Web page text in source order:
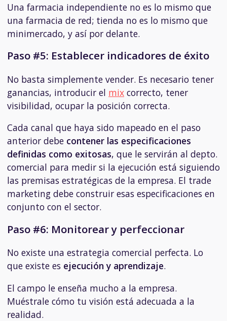
Una farmacia independiente no es lo mismo que
una farmacia de red; tienda no es lo mismo que
minimercado, y así por delante.
Paso #5: Establecer indicadores de éxito
No basta simplemente vender. Es necesario tener
ganancias, introducir el mix correcto, tener
visibilidad, ocupar la posición correcta.
Cada canal que haya sido mapeado en el paso
anterior debe contener las especificaciones
definidas como exitosas, que le servirán al depto.
comercial para medir si la ejecución está siguiendo
las premisas estratégicas de la empresa. El trade
marketing debe construir esas especificaciones en
conjunto con el sector.
Paso #6: Monitorear y perfeccionar
No existe una estrategia comercial perfecta. Lo
que existe es ejecución y aprendizaje.
El campo le enseña mucho a la empresa.
Muéstrale cómo tu visión está adecuada a la
realidad.